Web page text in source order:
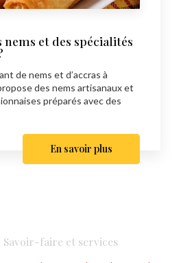
et des spécialités
de nems et d’accras à
des nems artisanaux et
préparés avec des
En savoir plus
Savoir-faire et services